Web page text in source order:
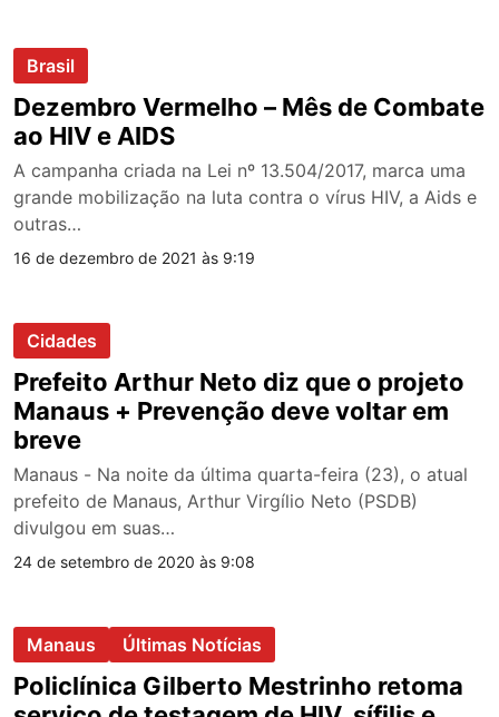
Brasil
Dezembro Vermelho – Mês de Combate
ao HIV e AIDS
A campanha criada na Lei nº 13.504/2017, marca uma
grande mobilização na luta contra o vírus HIV, a Aids e
outras…
16 de dezembro de 2021 às 9:19
Cidades
Prefeito Arthur Neto diz que o projeto
Manaus + Prevenção deve voltar em
breve
Manaus - Na noite da última quarta-feira (23), o atual
prefeito de Manaus, Arthur Virgílio Neto (PSDB)
divulgou em suas…
24 de setembro de 2020 às 9:08
Manaus Últimas Notícias
Policlínica Gilberto Mestrinho retoma